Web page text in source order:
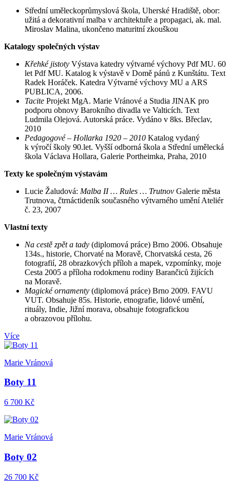
Střední uměleckoprůmyslová škola, Uherské Hradiště, obor:
užitá a dekorativní malba v architektuře a propagaci, ak. mal.
Miroslav Malina, ukončeno maturitní zkouškou
Katalogy společných výstav
Křehké jistoty Výstava katedry výtvarné výchovy Pdf MU. 60
let Pdf MU. Katalog k výstavě v Domě pánů z Kunštátu. Text
Radek Horáček. Katedra Výtvarné výchovy MU a ARS
PUBLICA, 2006.
Tacite Projekt MgA. Marie Vránové a Studia JINAK pro
podporu obnovy Barokního divadla ve Valticích. Text
Ludmila Olejová. Autorská práce. Vydáno v 8ks. Břeclav,
2010
Pedagogové – Hollarka 1920 – 2010 Katalog vydaný
k výročí školy 90.let. Vyšší odborná škola a Střední umělecká
škola Václava Hollara, Galerie Portheimka, Praha, 2010
Texty ke společným výstavám
Lucie Žaludová: Malba II … Rules … Trutnov Galerie města
Trutnova, čtrnáctideník současného výtvarného umění Ateliér
č. 23, 2007
Vlastní texty
Na cestě zpět a tady (diplomová práce) Brno 2006. Obsahuje
134s., historie, Chorvaté na Moravě, Chorvatská cesta, 26
fotografií, 28 obrazkových příloh a mapek, vzpomínky, moje
Cesta 2005 a příloha rodokmenu rodiny Barančiců žijících
na Moravě.
Magické ornamenty (diplomová práce) Brno 2009. FAVU
VUT. Obsahuje 85s. Historie, etnografie, lidové umění,
rituály, Indie, Jižní morava, obsahuje fotografickou
a obrazovou přílohu.
Více
Marie Vránová
Boty 11
6 700 Kč
Marie Vránová
Boty 02
26 700 Kč